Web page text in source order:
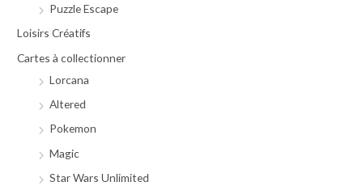
Puzzle Escape
Loisirs Créatifs
Cartes à collectionner
Lorcana
Altered
Pokemon
Magic
Star Wars Unlimited